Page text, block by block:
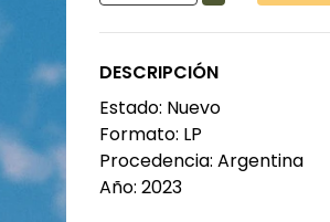
DESCRIPCIÓN
Estado: Nuevo
Formato: LP
Procedencia: Argentina
Año: 2023